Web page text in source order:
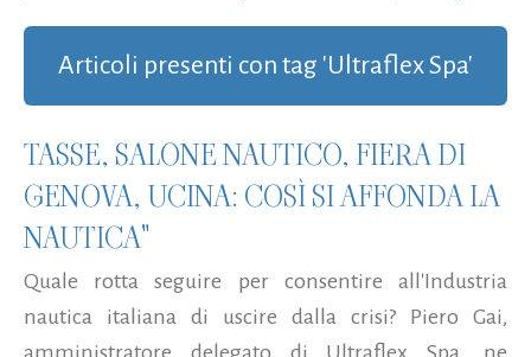
Articoli presenti con tag 'Ultraflex Spa'
TASSE, SALONE NAUTICO, FIERA DI
GENOVA, UCINA: COSÌ SI AFFONDA LA
NAUTICA"
Quale rotta seguire per consentire all'Industria
nautica italiana di uscire dalla crisi? Piero Gai,
amministratore delegato di Ultraflex Spa, ne